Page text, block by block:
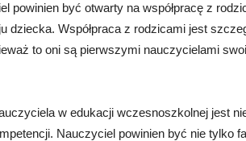
powinien być otwarty na współpracę z
dziecka. Współpraca z rodzicami jest
to oni są pierwszymi nauczycielami
w edukacji wczesnoszkolnej jest
Nauczyciel powinien być nie tylko